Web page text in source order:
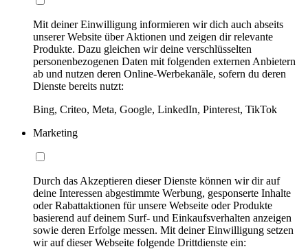
Mit deiner Einwilligung informieren wir dich auch abseits
unserer Website über Aktionen und zeigen dir relevante
Produkte. Dazu gleichen wir deine verschlüsselten
personenbezogenen Daten mit folgenden externen Anbietern
ab und nutzen deren Online-Werbekanäle, sofern du deren
Dienste bereits nutzt:
Bing, Criteo, Meta, Google, LinkedIn, Pinterest, TikTok
Marketing
Durch das Akzeptieren dieser Dienste können wir dir auf
deine Interessen abgestimmte Werbung, gesponserte Inhalte
oder Rabattaktionen für unsere Webseite oder Produkte
basierend auf deinem Surf- und Einkaufsverhalten anzeigen
sowie deren Erfolge messen. Mit deiner Einwilligung setzen
wir auf dieser Webseite folgende Drittdienste ein: